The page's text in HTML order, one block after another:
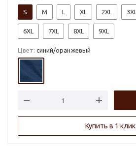
S M L XL 2XL 3XL
6XL 7XL 8XL 9XL
Цвет: синий/оранжевый
Купить в 1 клик